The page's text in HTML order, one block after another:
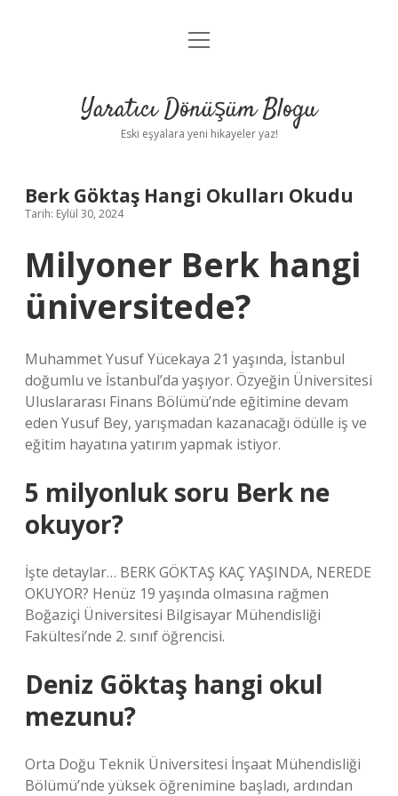
Anasayfa
Yasal Uyarı
menüyü
Yaratıcı Dönüşüm Blogu
Eski eşyalara yeni hikayeler yaz!
Berk Göktaş Hangi Okulları Okudu
Tarih: Eylül 30, 2024
Milyoner Berk hangi
üniversitede?
Muhammet Yusuf Yücekaya 21 yaşında, İstanbul
doğumlu ve İstanbul’da yaşıyor. Özyeğin Üniversitesi
Uluslararası Finans Bölümü’nde eğitimine devam
eden Yusuf Bey, yarışmadan kazanacağı ödülle iş ve
eğitim hayatına yatırım yapmak istiyor.
5 milyonluk soru Berk ne
okuyor?
İşte detaylar… BERK GÖKTAŞ KAÇ YAŞINDA, NEREDE
OKUYOR? Henüz 19 yaşında olmasına rağmen
Boğaziçi Üniversitesi Bilgisayar Mühendisliği
Fakültesi’nde 2. sınıf öğrencisi.
Deniz Göktaş hangi okul
mezunu?
Orta Doğu Teknik Üniversitesi İnşaat Mühendisliği
Bölümü’nde yüksek öğrenimine başladı, ardından